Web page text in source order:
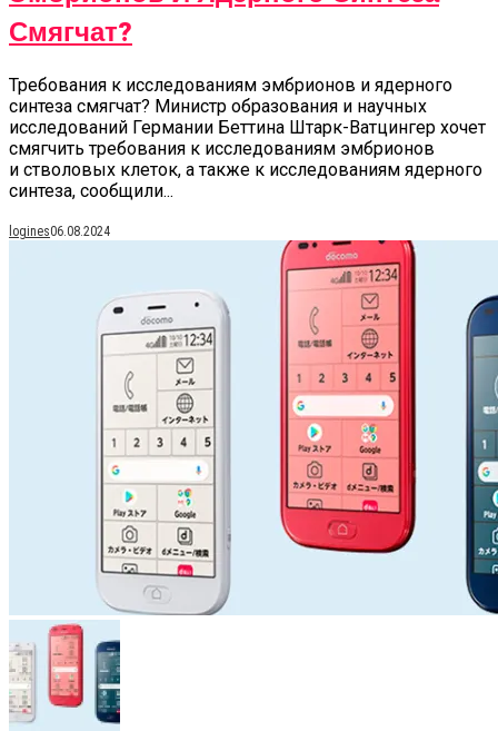
Смягчат?
Требования к исследованиям эмбрионов и ядерного
синтеза смягчат? Министр образования и научных
исследований Германии Беттина Штарк-Ватцингер хочет
смягчить требования к исследованиям эмбрионов
и стволовых клеток, а также к исследованиям ядерного
синтеза, сообщили...
logines06.08.2024